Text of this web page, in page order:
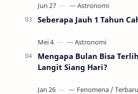
Seberapa Jauh 1 Tahun
Mengapa Bulan Bisa
Langit Siang Hari?